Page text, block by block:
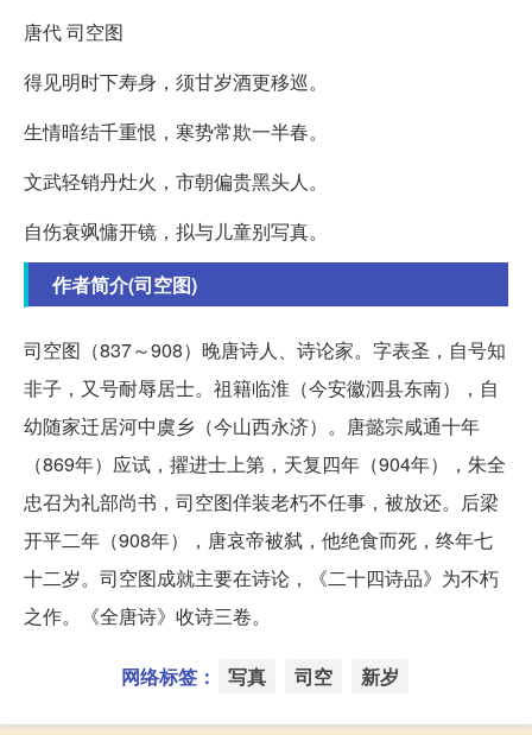
唐代 司空图
得见明时下寿身，须甘岁酒更移巡。
生情暗结千重恨，寒势常欺一半春。
文武轻销丹灶火，市朝偏贵黑头人。
自伤衰飒慵开镜，拟与儿童别写真。
作者简介(司空图)
司空图（837～908）晚唐诗人、诗论家。字表圣，自号知
非子，又号耐辱居士。祖籍临淮（今安徽泗县东南），自
幼随家迁居河中虞乡（今山西永济）。唐懿宗咸通十年
（869年）应试，擢进士上第，天复四年（904年），朱全
忠召为礼部尚书，司空图佯装老朽不任事，被放还。后梁
开平二年（908年），唐哀帝被弑，他绝食而死，终年七
十二岁。司空图成就主要在诗论，《二十四诗品》为不朽
之作。《全唐诗》收诗三卷。
网络标签： 写真 司空 新岁